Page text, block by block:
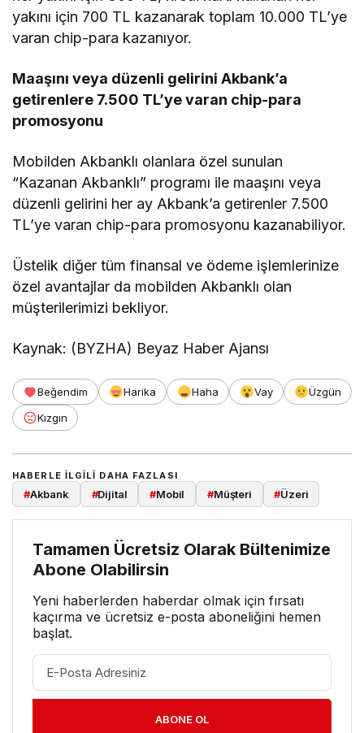
yakını için 700 TL kazanarak toplam 10.000 TL’ye
varan chip-para kazanıyor.
Maaşını veya düzenli gelirini Akbank’a
getirenlere 7.500 TL’ye varan chip-para
promosyonu
Mobilden Akbanklı olanlara özel sunulan
“Kazanan Akbanklı” programı ile maaşını veya
düzenli gelirini her ay Akbank’a getirenler 7.500
TL’ye varan chip-para promosyonu kazanabiliyor.
Üstelik diğer tüm finansal ve ödeme işlemlerinize
özel avantajlar da mobilden Akbanklı olan
müşterilerimizi bekliyor.
Kaynak: (BYZHA) Beyaz Haber Ajansı
Beğendim Harika Haha Vay
Üzgün
Kızgın
HABERLE ILGILI DAHA FAZLASI
#Akbank #Dijital #Mobil #Müşteri #Üzeri
Tamamen Ücretsiz Olarak Bültenimize
Abone Olabilirsin
Yeni haberlerden haberdar olmak için fırsatı
kaçırma ve ücretsiz e-posta aboneliğini hemen
başlat.
ABONE OL